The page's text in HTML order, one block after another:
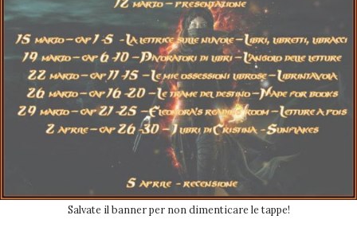
Salvate il banner per non dimenticare le tappe!